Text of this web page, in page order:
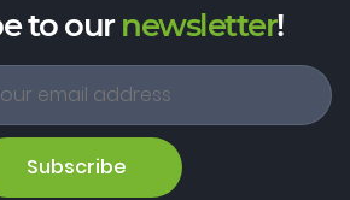
to ournewsletter!
Subscribe